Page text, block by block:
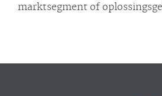
marktsegment of